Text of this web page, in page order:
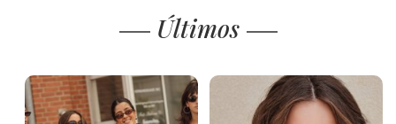
Últimos